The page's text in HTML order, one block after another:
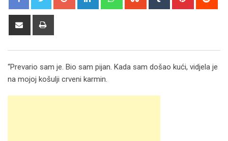
Share
“Prevario sam je. Bio sam pijan. Kada sam došao kući, vidjela je
na mojoj košulji crveni karmin.